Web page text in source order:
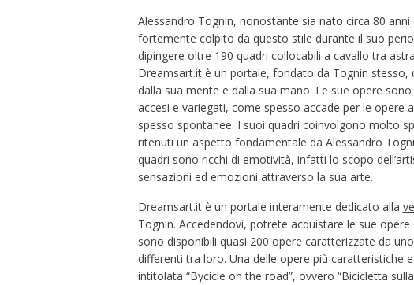
Alessandro Tognin, nonostante sia nato circa 80
fortemente colpito da questo stile durante il suo
dipingere oltre 190 quadri collocabili a cavallo tra
Dreamsart.it è un portale, fondato da Tognin
dalla sua mente e dalla sua mano. Le sue opere
accesi e variegati, come spesso accade per le opere
spesso spontanee. I suoi quadri coinvolgono molto
ritenuti un aspetto fondamentale da Alessandro
quadri sono ricchi di emotività, infatti lo scopo
sensazioni ed emozioni attraverso la sua arte.
Dreamsart.it è un portale interamente dedicato alla
Tognin. Accedendovi, potrete acquistare le sue
sono disponibili quasi 200 opere caratterizzate da
differenti tra loro. Una delle opere più caratteristiche
intitolata “Bycicle on the road”, ovvero “Bicicletta